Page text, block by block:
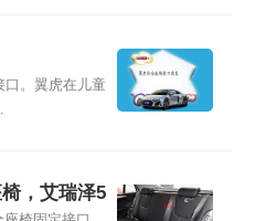
口。翼虎在儿童
，艾瑞泽5